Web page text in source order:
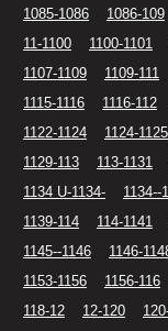
1085-1086
1086-109
11-1100
1100-1101
1107-1109
1109-111
1115-1116
1116-112
1122-1124
1124-1125
1129-113
113-1131
1134 U-1134-
1134--
1139-114
114-1141
1145--1146
1146-
1153-1156
1156-116
118-12
12-120